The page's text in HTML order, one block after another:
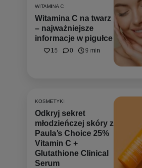
WITAMINA C
Witamina C na twarz
– najważniejsze
informacje w pigułce
15 0 9 min
KOSMETYKI
Odkryj sekret
młodzieńczej skóry z
Paula’s Choice 25%
Vitamin C +
Glutathione Clinical
Serum